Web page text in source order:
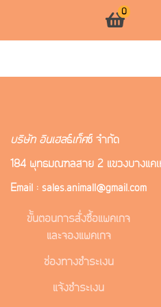
0
บริษัท อินเฮลธ์เท็คซ์ จำกัด
184 พุทธมณฑลสาย 2 แขวงบางแค
Email : sales.animall@gmail.com
ขั้นตอนการสั่งซื้อแพคเกจ
และจองแพคเกจ
ช่องทางชำระเงิน
แจ้งชำระเงิน